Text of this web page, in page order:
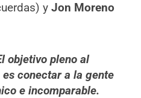
yJon Moreno
objetivo pleno al
conectar a la gente
e incomparable.